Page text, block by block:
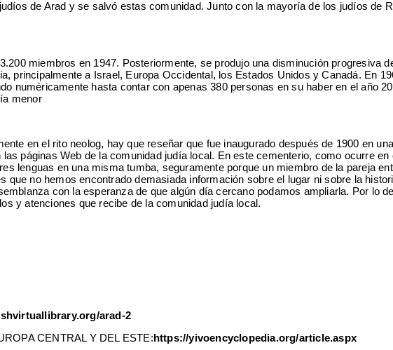
de Arad y se salvó estas comunidad. Junto con la mayoría de los judíos de
miembros en 1947. Posteriormente, se produjo una disminución progresiva
principalmente a Israel, Europa Occidental, los Estados Unidos y Canadá. En
numéricamente hasta contar con apenas 380 personas en su haber en el año
menor
en el rito neolog, hay que reseñar que fue inaugurado después de 1900 en
páginas Web de la comunidad judía local. En este cementerio, como ocurre
lenguas en una misma tumba, seguramente porque un miembro de la pareja
que no hemos encontrado demasiada información sobre el lugar ni sobre la
con la esperanza de que algún día cercano podamos ampliarla. Por lo
y atenciones que recibe de la comunidad judía local.
arad-2
CENTRAL Y DEL ESTE:https://yivoencyclopedia.org/article.aspx